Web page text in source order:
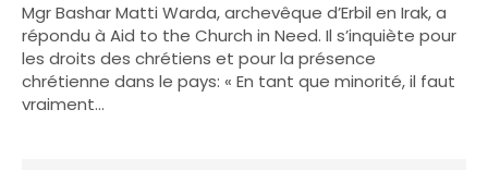
Mgr Bashar Matti Warda, archevêque d’Erbil en Irak, a
répondu à Aid to the Church in Need. Il s’inquiète pour
les droits des chrétiens et pour la présence
chrétienne dans le pays: « En tant que minorité, il faut
vraiment…